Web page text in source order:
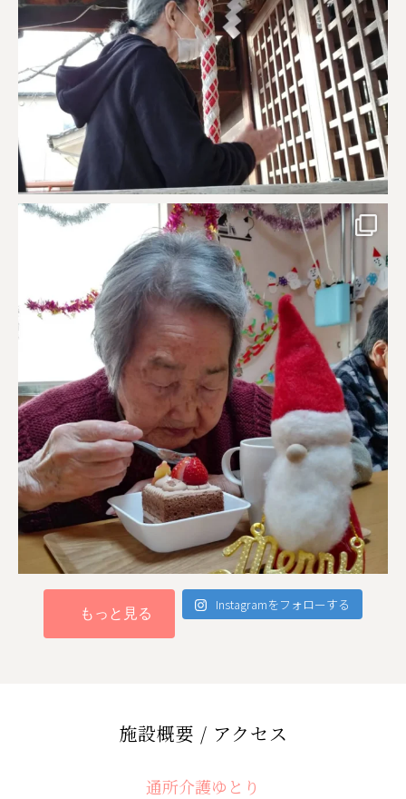
もっと見る
Instagramをフォローする
施設概要 / アクセス
通所介護ゆとり